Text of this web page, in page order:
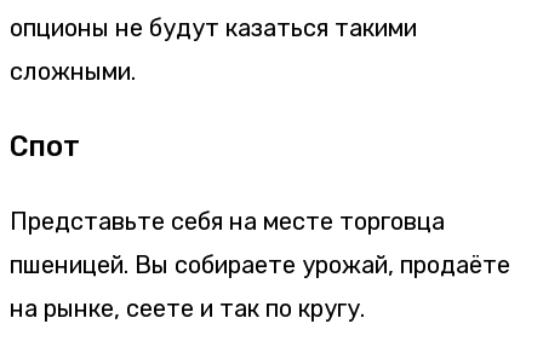
опционы не будут казаться такими
сложными.
Спот
Представьте себя на месте торговца
пшеницей. Вы собираете урожай, продаёте
на рынке, сеете и так по кругу.